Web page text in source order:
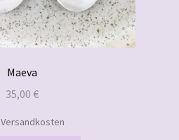
Maeva
35,00 €
Versandkosten